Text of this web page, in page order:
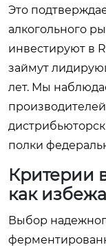
Это
алкогольного
инвестируют в
займут
лет. Мы
полки
Критерии
как
Выбор